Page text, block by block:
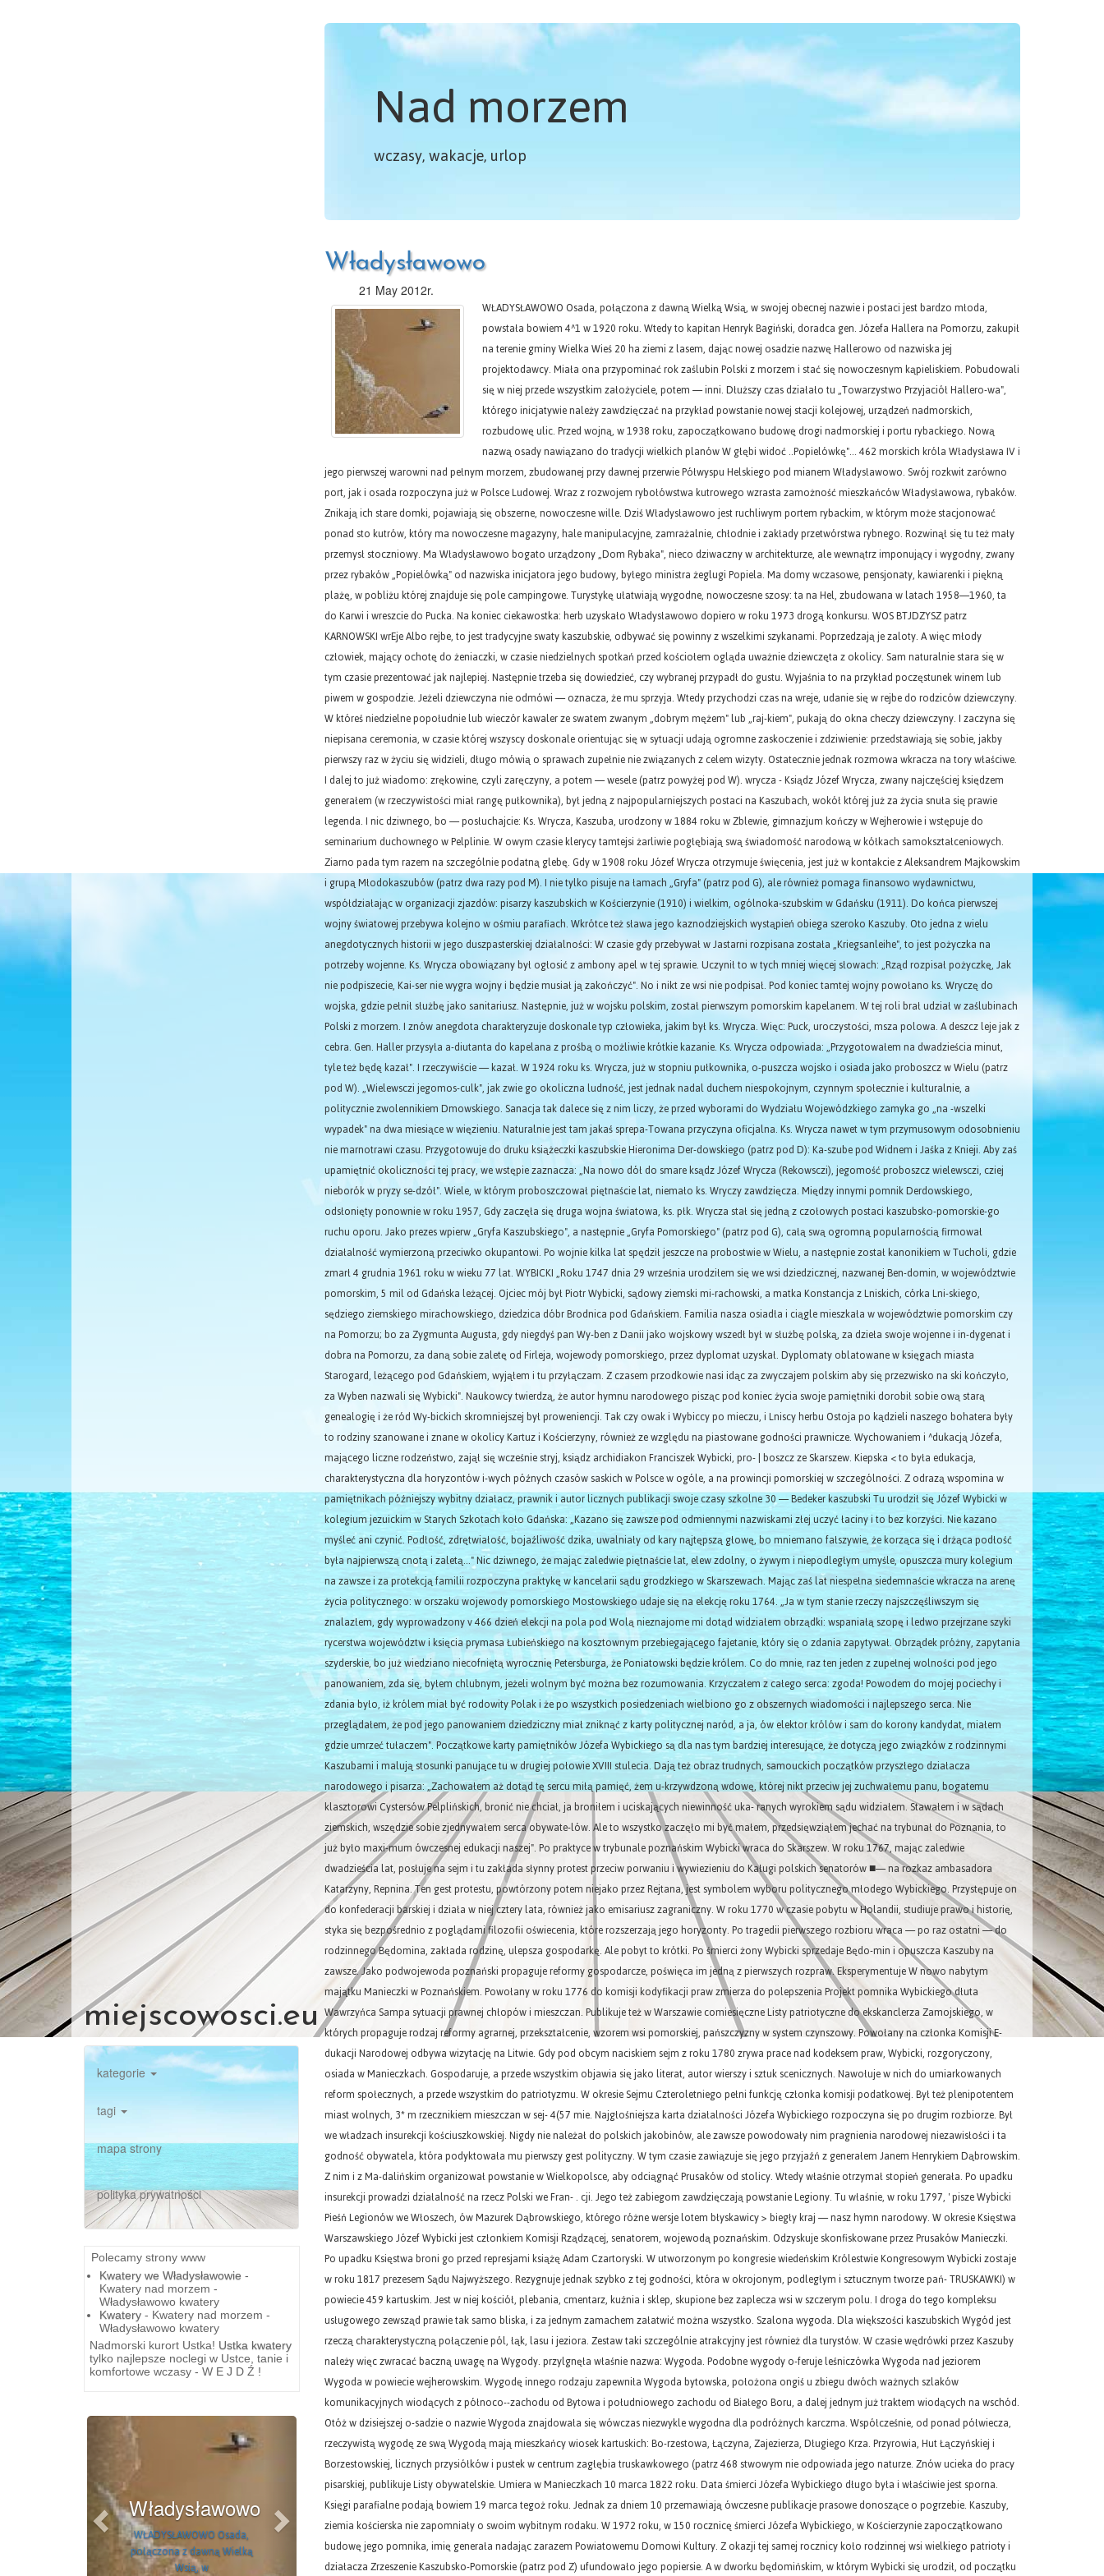
miejscowosci.eu
kategorie
tagi
mapa strony
polityka prywatności
Polecamy strony www
Kwatery we Władysławowie -
Kwatery nad morzem -
Władysławowo kwatery
Kwatery - Kwatery nad morzem -
Władysławowo kwatery
Nadmorski kurort Ustka! Ustka kwatery
tylko najlepsze noclegi w Ustce, tanie i
komfortowe wczasy - W E J D Ź !
Wieżyca
WIEŻYCA Mała, schludna
(jak wszystkie zresztą na
Previous Next
Nad morzem
wczasy, wakacje, urlop
Władysławowo
21 May 2012r.
WŁADYSŁAWOWO Osada, połączona z dawną Wielką Wsią, w swojej obecnej nazwie i postaci jest bardzo młoda, powstała bowiem 4^1 w 1920 roku. Wtedy to kapitan Henryk Bagiński, doradca gen. Józefa Hallera na Pomorzu, zakupił na terenie gminy Wielka Wieś 20 ha ziemi z lasem, dając nowej osadzie nazwę Hallerowo od nazwiska jej projektodawcy. Miała ona przypominać rok zaślubin Polski z morzem i stać się nowoczesnym kąpieliskiem. Pobudowali się w niej przede wszystkim założyciele, potem — inni. Dłuższy czas działało tu „Towarzystwo Przyjaciół Hallero-wa", którego inicjatywie należy zawdzięczać na przykład powstanie nowej stacji kolejowej, urządzeń nadmorskich, rozbudowę ulic. Przed wojną, w 1938 roku, zapoczątkowano budowę drogi nadmorskiej i portu rybackiego. Nową nazwą osady nawiązano do tradycji wielkich planów W głębi widoć ..Popielówkę"... 462 morskich króla Władysława IV i jego pierwszej warowni nad pełnym morzem, zbudowanej przy dawnej przerwie Półwyspu Helskiego pod mianem Władysławowo. Swój rozkwit zarówno port, jak i osada rozpoczyna już w Polsce Ludowej. Wraz z rozwojem rybołówstwa kutrowego wzrasta zamożność mieszkańców Władysławowa, rybaków. Znikają ich stare domki, pojawiają się obszerne, nowoczesne wille. Dziś Władysławowo jest ruchliwym portem rybackim, w którym może stacjonować ponad sto kutrów, który ma nowoczesne magazyny, hale manipulacyjne, zamrażalnie, chłodnie i zakłady przetwórstwa rybnego. Rozwinął się tu też mały przemysł stoczniowy. Ma Władysławowo bogato urządzony „Dom Rybaka", nieco dziwaczny w architekturze, ale wewnątrz imponujący i wygodny, zwany przez rybaków „Popielówką" od nazwiska inicjatora jego budowy, byłego ministra żeglugi Popiela. Ma domy wczasowe, pensjonaty, kawiarenki i piękną plażę, w pobliżu której znajduje się pole campingowe. Turystykę ułatwiają wygodne, nowoczesne szosy: ta na Hel, zbudowana w latach 1958—1960, ta do Karwi i wreszcie do Pucka. Na koniec ciekawostka: herb uzyskało Władysławowo dopiero w roku 1973 drogą konkursu. WOS BTJDZYSZ patrz KARNOWSKI wrEje Albo rejbe, to jest tradycyjne swaty kaszubskie, odbywać się powinny z wszelkimi szykanami. Poprzedzają je zaloty. A więc młody człowiek, mający ochotę do żeniaczki, w czasie niedzielnych spotkań przed kościołem ogląda uważnie dziewczęta z okolicy. Sam naturalnie stara się w tym czasie prezentować jak najlepiej. Następnie trzeba się dowiedzieć, czy wybranej przypadł do gustu. Wyjaśnia to na przykład poczęstunek winem lub piwem w gospodzie. Jeżeli dziewczyna nie odmówi — oznacza, że mu sprzyja. Wtedy przychodzi czas na wreje, udanie się w rejbe do rodziców dziewczyny. W któreś niedzielne popołudnie lub wieczór kawaler ze swatem zwanym „dobrym mężem" lub „raj-kiem", pukają do okna checzy dziewczyny. I zaczyna się niepisana ceremonia, w czasie której wszyscy doskonale orientując się w sytuacji udają ogromne zaskoczenie i zdziwienie: przedstawiają się sobie, jakby pierwszy raz w życiu się widzieli, długo mówią o sprawach zupełnie nie związanych z celem wizyty. Ostatecznie jednak rozmowa wkracza na tory właściwe. I dalej to już wiadomo: zrękowine, czyli zaręczyny, a potem — wesele (patrz powyżej pod W). wrycza - Ksiądz Józef Wrycza, zwany najczęściej księdzem generałem (w rzeczywistości miał rangę pułkownika), był jedną z najpopularniejszych postaci na Kaszubach, wokół której już za życia snuła się prawie legenda. I nic dziwnego, bo — posłuchajcie: Ks. Wrycza, Kaszuba, urodzony w 1884 roku w Zblewie, gimnazjum kończy w Wejherowie i wstępuje do seminarium duchownego w Pelplinie. W owym czasie klerycy tamtejsi żarliwie pogłębiają swą świadomość narodową w kółkach samokształceniowych. Ziarno pada tym razem na szczególnie podatną glebę. Gdy w 1908 roku Józef Wrycza otrzymuje święcenia, jest już w kontakcie z Aleksandrem Majkowskim i grupą Młodokaszubów (patrz dwa razy pod M). I nie tylko pisuje na łamach „Gryfa" (patrz pod G), ale również pomaga finansowo wydawnictwu, współdziałając w organizacji zjazdów: pisarzy kaszubskich w Kościerzynie (1910) i wielkim, ogólnoka-szubskim w Gdańsku (1911). Do końca pierwszej wojny światowej przebywa kolejno w ośmiu parafiach. Wkrótce też sława jego kaznodziejskich wystąpień obiega szeroko Kaszuby. Oto jedna z wielu anegdotycznych historii w jego duszpasterskiej działalności: W czasie gdy przebywał w Jastarni rozpisana została „Kriegsanleihe", to jest pożyczka na potrzeby wojenne. Ks. Wrycza obowiązany był ogłosić z ambony apel w tej sprawie. Uczynił to w tych mniej więcej słowach: „Rząd rozpisał pożyczkę, Jak nie podpiszecie, Kai-ser nie wygra wojny i będzie musiał ją zakończyć". No i nikt ze wsi nie podpisał. Pod koniec tamtej wojny powołano ks. Wryczę do wojska, gdzie pełnił służbę jako sanitariusz. Następnie, już w wojsku polskim, został pierwszym pomorskim kapelanem. W tej roli brał udział w zaślubinach Polski z morzem. I znów anegdota charakteryzuje doskonale typ człowieka, jakim był ks. Wrycza. Więc: Puck, uroczystości, msza polowa. A deszcz leje jak z cebra. Gen. Haller przysyła a-diutanta do kapelana z prośbą o możliwie krótkie kazanie. Ks. Wrycza odpowiada: „Przygotowałem na dwadzieścia minut, tyle też będę kazał". I rzeczywiście — kazał. W 1924 roku ks. Wrycza, już w stopniu pułkownika, o-puszcza wojsko i osiada jako proboszcz w Wielu (patrz pod W). „Wielewsczi jegomos-culk", jak zwie go okoliczna ludność, jest jednak nadal duchem niespokojnym, czynnym społecznie i kulturalnie, a politycznie zwolennikiem Dmowskiego. Sanacja tak dalece się z nim liczy, że przed wyborami do Wydziału Wojewódzkiego zamyka go „na -wszelki wypadek" na dwa miesiące w więzieniu. Naturalnie jest tam jakaś sprepa-Towana przyczyna oficjalna. Ks. Wrycza nawet w tym przymusowym odosobnieniu nie marnotrawi czasu. Przygotowuje do druku książeczki kaszubskie Hieronima Der-dowskiego (patrz pod D): Ka-szube pod Widnem i Jaśka z Knieji. Aby zaś upamiętnić okoliczności tej pracy, we wstępie zaznacza: „Na nowo dół do smare ksądz Józef Wrycza (Rekowsczi), jegomość proboszcz wielewsczi, cziej nieborók w pryzy se-dzół". Wiele, w którym proboszczował piętnaście lat, niemało ks. Wryczy zawdzięcza. Między innymi pomnik Derdowskiego, odsłonięty ponownie w roku 1957, Gdy zaczęła się druga wojna światowa, ks. płk. Wrycza stał się jedną z czołowych postaci kaszubsko-pomorskie-go ruchu oporu. Jako prezes wpierw „Gryfa Kaszubskiego", a następnie „Gryfa Pomorskiego" (patrz pod G), całą swą ogromną popularnością firmował działalność wymierzoną przeciwko okupantowi. Po wojnie kilka lat spędził jeszcze na probostwie w Wielu, a następnie został kanonikiem w Tucholi, gdzie zmarł 4 grudnia 1961 roku w wieku 77 lat. WYBICKI „Roku 1747 dnia 29 września urodziłem się we wsi dziedzicznej, nazwanej Ben-domin, w województwie pomorskim, 5 mil od Gdańska leżącej. Ojciec mój był Piotr Wybicki, sądowy ziemski mi-rachowski, a matka Konstancja z Lniskich, córka Lni-skiego, sędziego ziemskiego mirachowskiego, dziedzica dóbr Brodnica pod Gdańskiem. Familia nasza osiadła i ciągle mieszkała w województwie pomorskim czy na Pomorzu; bo za Zygmunta Augusta, gdy niegdyś pan Wy-ben z Danii jako wojskowy wszedł był w służbę polską, za dzieła swoje wojenne i in-dygenat i dobra na Pomorzu, za daną sobie zaletę od Firleja, wojewody pomorskiego, przez dyplomat uzyskał. Dyplomaty oblatowane w księgach miasta Starogard, leżącego pod Gdańskiem, wyjąłem i tu przyłączam. Z czasem przodkowie nasi idąc za zwyczajem polskim aby się przezwisko na ski kończyło, za Wyben nazwali się Wybicki". Naukowcy twierdzą, że autor hymnu narodowego pisząc pod koniec życia swoje pamiętniki dorobił sobie ową starą genealogię i że ród Wy-bickich skromniejszej był proweniencji. Tak czy owak i Wybiccy po mieczu, i Lniscy herbu Ostoja po kądzieli naszego bohatera były to rodziny szanowane i znane w okolicy Kartuz i Kościerzyny, również ze względu na piastowane godności prawnicze. Wychowaniem i ^dukacją Józefa, mającego liczne rodzeństwo, zajął się wcześnie stryj, ksiądz archidiakon Franciszek Wybicki, pro- | boszcz ze Skarszew. Kiepska < to była edukacja, charakterystyczna dla horyzontów i-wych późnych czasów saskich w Polsce w ogóle, a na prowincji pomorskiej w szczególności. Z odrazą wspomina w pamiętnikach późniejszy wybitny działacz, prawnik i autor licznych publikacji swoje czasy szkolne 30 — Bedeker kaszubski Tu urodził się Józef Wybicki w kolegium jezuickim w Starych Szkotach koło Gdańska: „Kazano się zawsze pod odmiennymi nazwiskami złej uczyć łaciny i to bez korzyści. Nie kazano myśleć ani czynić. Podłość, zdrętwiałość, bojaźliwość dzika, uwalniały od kary nąjtępszą głowę, bo mniemano fałszywie, że korząca się i drżąca podłość była najpierwszą cnotą i zaletą..." Nic dziwnego, że mając zaledwie piętnaście lat, elew zdolny, o żywym i niepodległym umyśle, opuszcza mury kolegium na zawsze i za protekcją familii rozpoczyna praktykę w kancelarii sądu grodzkiego w Skarszewach. Mając zaś lat niespełna siedemnaście wkracza na arenę życia politycznego: w orszaku wojewody pomorskiego Mostowskiego udaje się na elekcję roku 1764. „Ja w tym stanie rzeczy najszczęśliwszym się znalazłem, gdy wyprowadzony v 466 dzień elekcji na pola pod Wolą nieznajome mi dotąd widziałem obrządki: wspaniałą szopę i ledwo przejrzane szyki rycerstwa województw i księcia prymasa Łubieńskiego na kosztownym przebiegającego fajetanie, który się o zdania zapytywał. Obrządek próżny, zapytania szyderskie, bo już wiedziano niecofniętą wyrocznię Petersburga, że Poniatowski będzie królem. Co do mnie, raz ten jeden z zupełnej wolności pod jego panowaniem, zda się, byłem chlubnym, jeżeli wolnym być można bez rozumowania. Krzyczałem z całego serca: zgoda! Powodem do mojej pociechy i zdania było, iż królem miał być rodowity Polak i że po wszystkich posiedzeniach wielbiono go z obszernych wiadomości i najlepszego serca. Nie przeglądałem, że pod jego panowaniem dziedziczny miał zniknąć z karty politycznej naród, a ja, ów elektor królów i sam do korony kandydat, miałem gdzie umrzeć tułaczem". Początkowe karty pamiętników Józe